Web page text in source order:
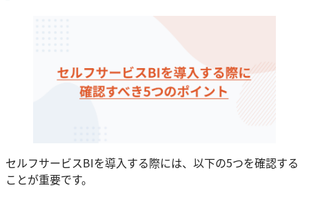
セルフサービスBIを導入する際には、以下の5つを確認する
ことが重要です。